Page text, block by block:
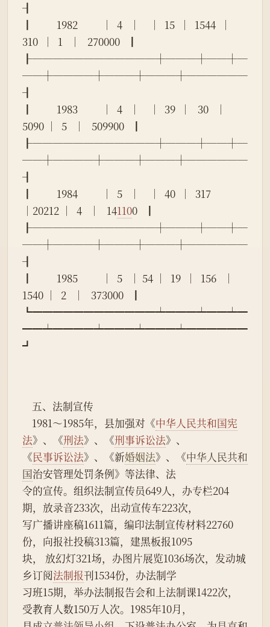
┨
┃          1982          │  4   │    │  15  │  1544  │
310  │  1   │   270000   ┃
┠────────────┼───┼──┼─
──┼────┼───┼───┼──────
┨
┃          1983          │  4   │    │  39  │   30   │
5090 │  5   │   509900   ┃
┠────────────┼───┼──┼─
──┼────┼───┼───┼──────
┨
┃          1984          │  5   │    │  40  │  317
│20212 │  4   │   141100   ┃
┠────────────┼───┼──┼─
──┼────┼───┼───┼──────
┨
┃          1985          │  5   │ 54 │  19  │  156   │
1540 │  2   │   373000   ┃
┗━━━━━━━━━━━━┷━━━┷━━┷━
━━┷━━━━┷━━━┷━━━┷━━━━━━
┛
    五、法制宣传
    1981～1985年，县加强对《
中华人民共和国宪
法》、《刑法》、《刑事诉讼法》、
《民事诉讼法》、《新婚姻法》、《中华人民共和
国治安管理处罚条例》等法律、法
令的宣传。组织法制宣传员649人，办专栏204
期，放录音233次，出动宣传车223次，
写广播讲座稿1611篇，编印法制宣传材料22760
份，向报社投稿313篇，建黑板报1095
块， 放幻灯321场，办图片展览1036场次，发动城
乡订阅法制报刊1534份，办法制学
习班15期，举办法制报告会和上法制课1422次，
受教育人数150万人次。1985年10月，